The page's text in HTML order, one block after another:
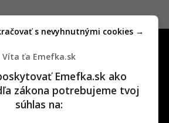
najzábavnejšie miesto na
Víta ťa Emefka.sk
Emefka.sk ako
zákona potrebujeme tvoj
súhlas na:
s nevyhnutnými cookies →